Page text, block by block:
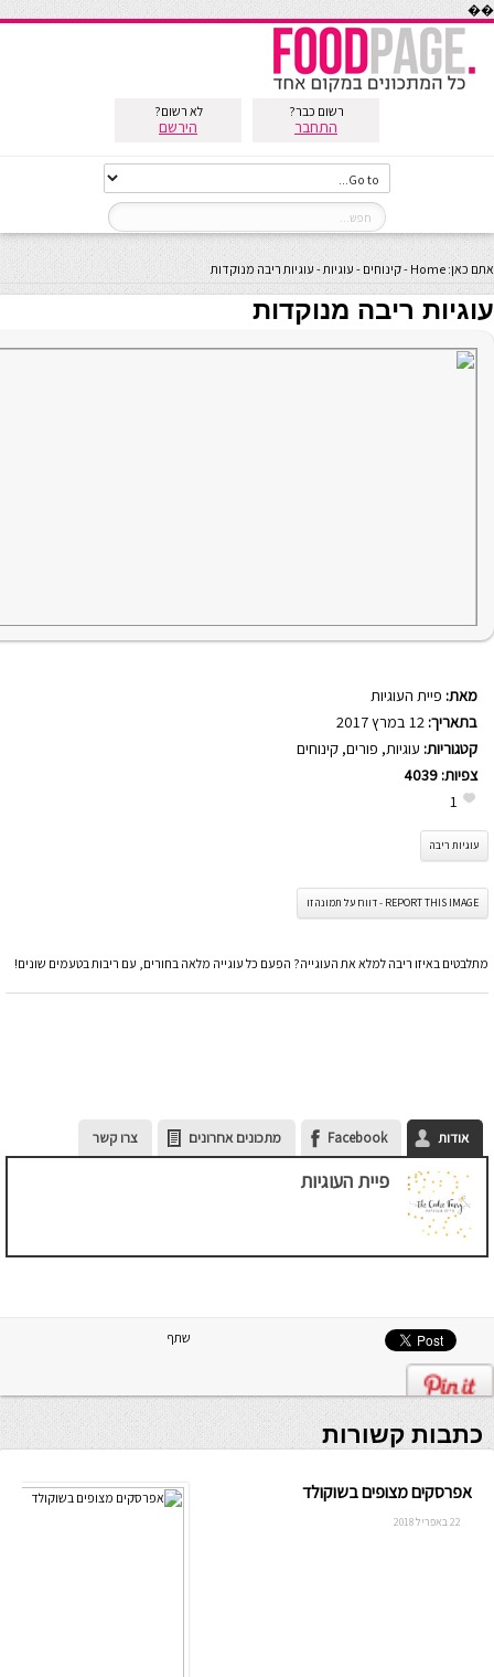
��
רשום כבר?
התחבר
לא רשום?
הירשם
אתם כאן: Home
-קינוחים - עוגיות- עוגיות ריבה מנוקדות
עוגיות ריבה מנוקדות
מאת: פיית העוגיות
בתאריך:
קטגוריות: עוגיות, פורים, קינוחים
צפיות: 4039
1
עוגיות ריבה
REPORT THIS IMAGE - דווח על תמונה זו
מתלבטים באיזו ריבה למלא את העוגייה? הפעם כל עוגייה מלאה בחורים, עם ריבות בטעמים שונים!
אודות Facebook מתכונים אחרונים צרו קשר
פיית העוגיות
שתף
כתבות קשורות
אפרסקים מצופים בשוקולד
22 באפריל 2018